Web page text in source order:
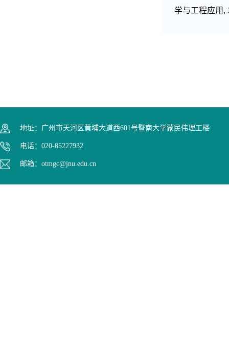
学与工程应用 ,
地址：广州市天河区黄埔大道西601号暨南大学蒙民伟理工楼
电话：020-85227932
邮箱：otmgc@jnu.edu.cn